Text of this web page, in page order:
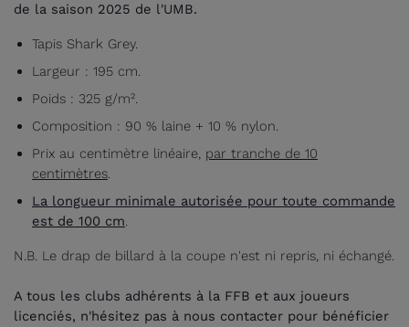
de la saison 2025 de l'UMB.
Tapis Shark Grey.
Largeur : 195 cm.
Poids : 325 g/m².
Composition : 90 % laine + 10 % nylon.
Prix au centimètre linéaire, par tranche de 10
centimètres.
La longueur minimale autorisée pour toute commande
est de 100 cm.
N.B. Le drap de billard à la coupe n'est ni repris, ni échangé.
A tous les clubs adhérents à la FFB et aux joueurs
licenciés, n'hésitez pas à nous contacter pour bénéficier